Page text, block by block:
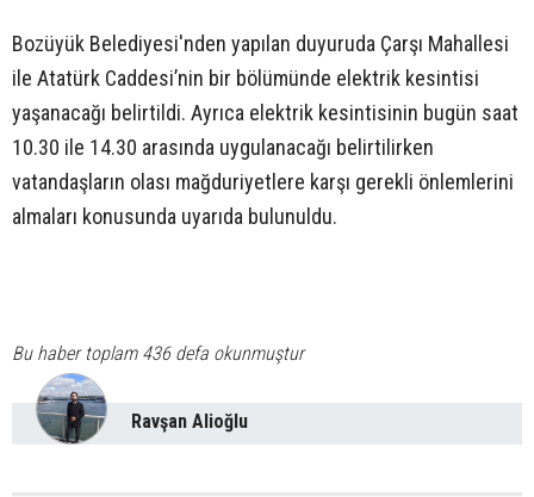
Bozüyük Belediyesi'nden yapılan duyuruda Çarşı Mahallesi
ile Atatürk Caddesi’nin bir bölümünde elektrik kesintisi
yaşanacağı belirtildi. Ayrıca elektrik kesintisinin bugün saat
10.30 ile 14.30 arasında uygulanacağı belirtilirken
vatandaşların olası mağduriyetlere karşı gerekli önlemlerini
almaları konusunda uyarıda bulunuldu.
Bu haber toplam 436 defa okunmuştur
Ravşan Alioğlu